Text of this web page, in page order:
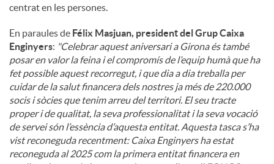
centrat en les persones.
En paraules de Félix Masjuan, president del Grup Caixa
Enginyers: "Celebrar aquest aniversari a Girona és també
posar en valor la feina i el compromís de l’equip humà que ha
fet possible aquest recorregut, i que dia a dia treballa per
cuidar de la salut financera dels nostres ja més de 220.000
socis i sòcies que tenim arreu del territori. El seu tracte
proper i de qualitat, la seva professionalitat i la seva vocació
de servei són l’essència d’aquesta entitat. Aquesta tasca s’ha
vist reconeguda recentment: Caixa Enginyers ha estat
reconeguda al 2025 com la primera entitat financera en